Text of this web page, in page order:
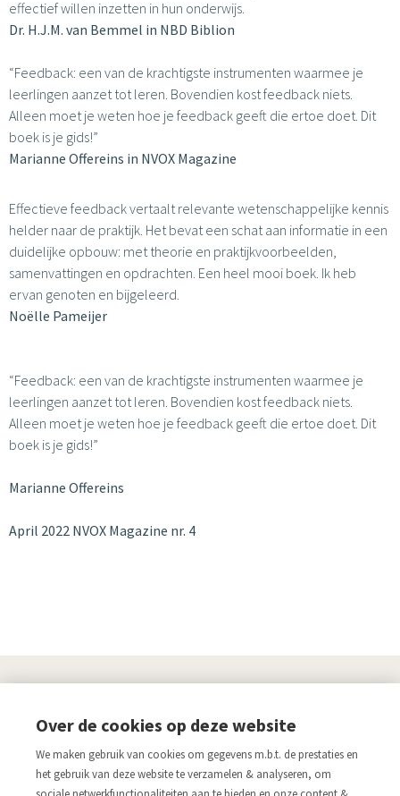
effectief willen inzetten in hun onderwijs.
Dr. H.J.M. van Bemmel in NBD Biblion
“Feedback: een van de krachtigste instrumenten waarmee je
leerlingen aanzet tot leren. Bovendien kost feedback niets.
Alleen moet je weten hoe je feedback geeft die ertoe doet. Dit
boek is je gids!”
Marianne Offereins in NVOX Magazine
Effectieve feedback vertaalt relevante wetenschappelijke kennis
helder naar de praktijk. Het bevat een schat aan informatie in een
duidelijke opbouw: met theorie en praktijkvoorbeelden,
samenvattingen en opdrachten. Een heel mooi boek. Ik heb
ervan genoten en bijgeleerd.
Noëlle Pameijer
“Feedback: een van de krachtigste instrumenten waarmee je
leerlingen aanzet tot leren. Bovendien kost feedback niets.
Alleen moet je weten hoe je feedback geeft die ertoe doet. Dit
boek is je gids!”
Marianne Offereins
April 2022 NVOX Magazine nr. 4
Links
Aanmelden nieuwsbrief
Pers
Over de cookies op deze website
We maken gebruik van cookies om gegevens m.b.t. de prestaties en
het gebruik van deze website te verzamelen & analyseren, om